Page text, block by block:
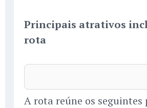
Principais atrativos
rota
A rota reúne os seguintes